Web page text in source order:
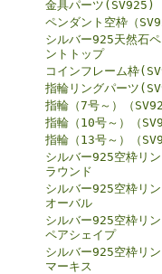
金具パーツ(SV925)
ペンダント空枠（
シルバー925天然石
ントトップ
コインフレーム枠
指輪リングパーツ
指輪（7号～）（
指輪（10号～）（
指輪（13号～）（
シルバー925空枠リン
ラウンド
シルバー925空枠リン
オーバル
シルバー925空枠リン
ペアシェイプ
シルバー925空枠リン
マーキス